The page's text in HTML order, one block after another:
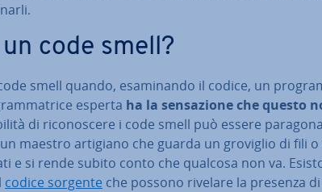
un code smell?
smell quando, esa­mi­nan­do il codice, un
esperta ha la sen­sa­zio­ne che questo
di ri­co­no­sce­re i code smell può essere
maestro artigiano che guarda un groviglio di fili o
e si rende subito conto che qualcosa non va.
codice sorgente che possono rivelare la presenza